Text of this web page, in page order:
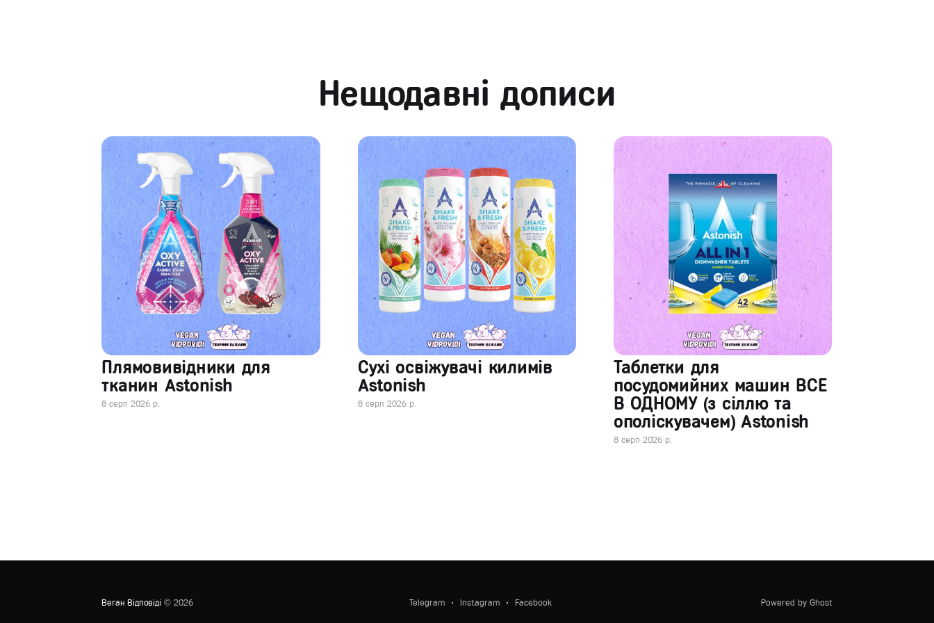
Нещодавні дописи
Плямовивідники для
тканин Astonish
8 серп 2026 р.
Сухі освіжувачі килимів
Astonish
8 серп 2026 р.
Таблетки для
посудомийних машин ВСЕ
В ОДНОМУ (з сіллю та
ополіскувачем) Astonish
8 серп 2026 р.
Веган Відповіді © 2026 Telegram Instagram Facebook Powered by Ghost